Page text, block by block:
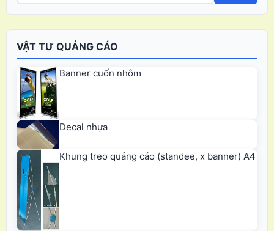
VẬT TƯ QUẢNG CÁO
Banner cuốn nhôm
Decal nhựa
Khung treo quảng cáo (standee, x banner) A4